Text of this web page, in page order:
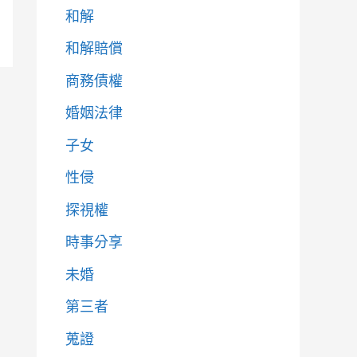
和解
和解賠償
商務債權
婚姻法律
子女
性侵
探視權
時事分享
未婚
第三者
蒐證